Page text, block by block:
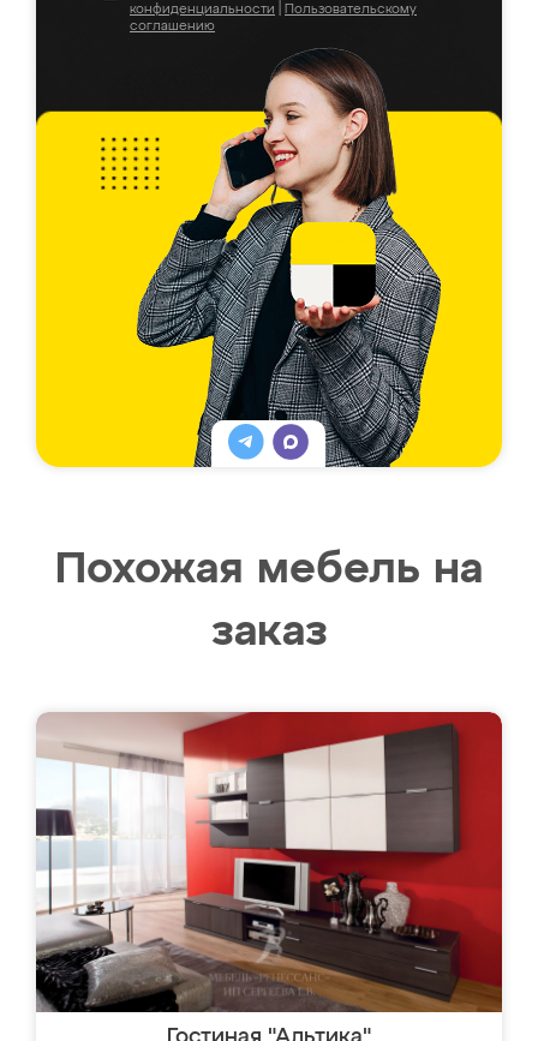
конфиденциальности
Пользовательскому
соглашению
Похожая мебель на
заказ